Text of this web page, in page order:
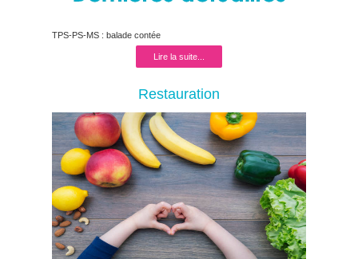
TPS-PS-MS : balade contée
Lire la suite...
Restauration